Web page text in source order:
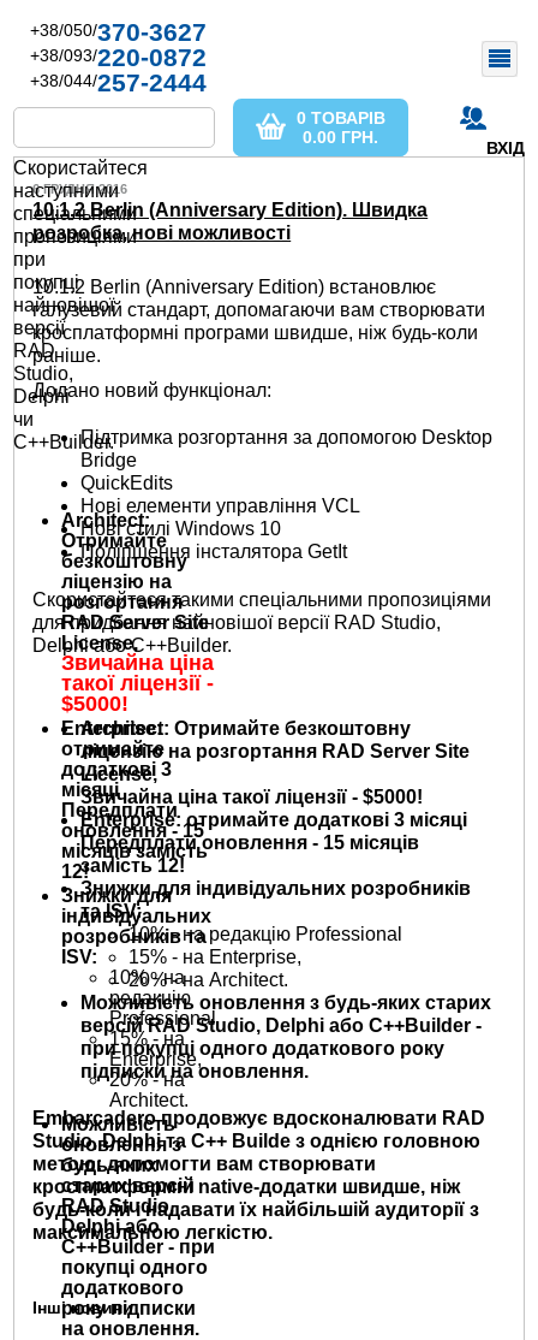
+38/050/370-3627
+38/093/220-0872
+38/044/257-2444
ВХІД
0 ТОВАРІВ
0.00 ГРН.
6 ГРУДНЯ 2016
10.1.2 Berlin (Anniversary Edition). Швидка
розробка, нові можливості
10.1.2 Berlin (Anniversary Edition) встановлює
галузевий стандарт, допомагаючи вам створювати
кросплатформні програми швидше, ніж будь-коли
раніше.
Додано новий функціонал:
Підтримка розгортання за допомогою Desktop
Bridge
QuickEdits
Нові елементи управління VCL
Нові стилі Windows 10
Поліпшення інсталятора GetIt
Скористайтеся такими спеціальними пропозиціями
для придбання найновішої версії RAD Studio,
Delphi або C++Builder.
Architect: Отримайте безкоштовну
ліцензію на розгортання RAD Server Site
License,
Звичайна ціна такої ліцензії - $5000!
Enterprise: отримайте додаткові 3 місяці
Передплати оновлення - 15 місяців
замість 12!
Знижки для індивідуальних розробників
та ISV:
10% - на редакцію Professional
15% - на Enterprise,
20% - на Architect.
Можливість оновлення з будь-яких старих
версій RAD Studio, Delphi або C++Builder -
при покупці одного додаткового року
підписки на оновлення.
Embarcadero продовжує вдосконалювати RAD
Studio, Delphi та C++ Builde з однією головною
метою: допомогти вам створювати
кросплатформні native-додатки швидше, ніж
будь-коли і надавати їх найбільшій аудиторії з
максимальною легкістю.
Скористайтеся
наступними
спеціальними
пропозиціями
при
покупці
найновішої
версії
RAD
Studio,
Delphi
чи
C++Builder.
Architect:
Отримайте
безкоштовну
ліцензію на
розгортання
RAD Server Site
License,
Звичайна ціна
такої ліцензії -
$5000!
Enterprise:
отримайте
додаткові 3
місяці
Передплати
оновлення - 15
місяців замість
12!
Знижки для
індивідуальних
розробників та
ISV:
10% - на
редакцію
Professional
15% - на
Enterprise,
20% - на
Architect.
Можливість
оновлення з
будь-яких
старих версій
RAD Studio,
Delphi або
C++Builder - при
покупці одного
додаткового
року підписки
на оновлення.
Інші новини